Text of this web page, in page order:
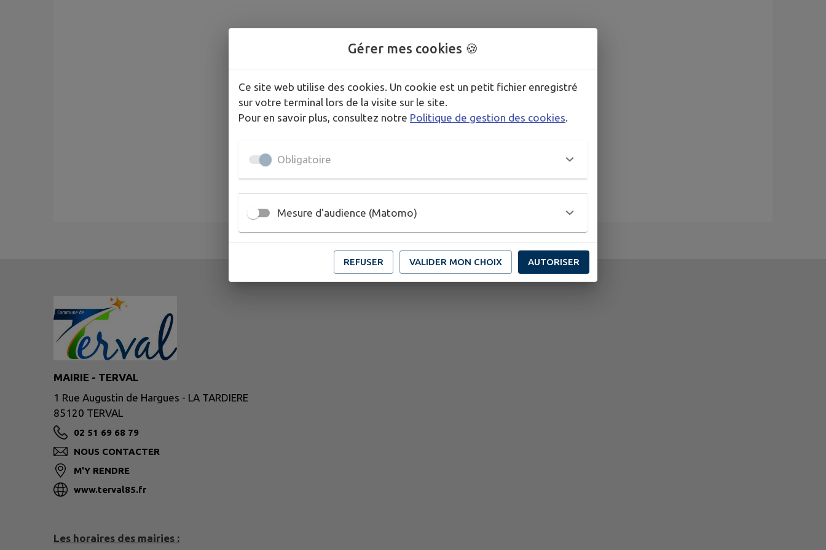
MAIRIE - TERVAL
1 Rue Augustin de Hargues - LA TARDIERE
85120 TERVAL
02 51 69 68 79
NOUS CONTACTER
M'Y RENDRE
www.terval85.fr
Les horaires des mairies :
Gérer mes cookies 🍪
Ce site web utilise des cookies. Un cookie est un petit fichier enregistré
sur votre terminal lors de la visite sur le site.
Pour en savoir plus, consultez notre Politique de gestion des cookies
Obligatoire
Mesure d'audience (Matomo)
REFUSER VALIDER MON CHOIX AUTORISER